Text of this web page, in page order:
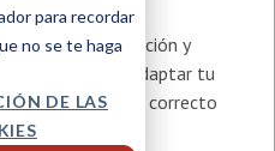
para recordar
no se te haga
DE LAS
localización y
para ayudarte a adaptar tu
el mensaje correcto